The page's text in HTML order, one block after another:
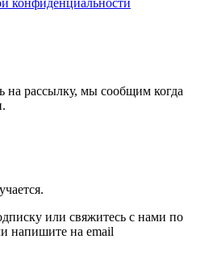
на рассылку, мы сообщим когда
или свяжитесь с нами по
напишите на email